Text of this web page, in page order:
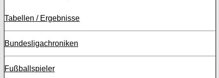
Tabellen / Ergebnisse
Bundesligachroniken
Fußballspieler